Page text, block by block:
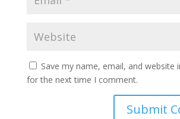
Save my name, email, and website
for the next time I comment.